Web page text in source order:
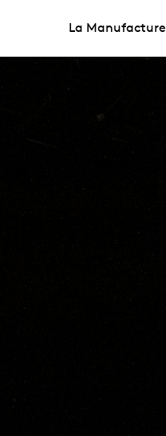
La Manufacture